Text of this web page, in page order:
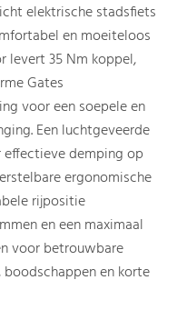
elektrische stadsfiets
en moeiteloos
levert 35 Nm koppel,
Gates
voor een soepele en
Een luchtgeveerde
demping op
ergonomische
rijpositie
en een maximaal
voor betrouwbare
en korte